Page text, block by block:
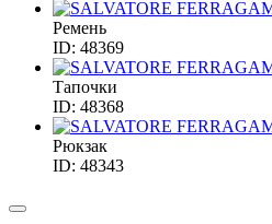
Ремень
ID: 48369
Тапочки
ID: 48368
Рюкзак
ID: 48343